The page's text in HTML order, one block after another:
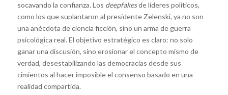
socavando la confianza. Los deepfakesde líderes políticos,
como los que suplantaron al presidente Zelenski, ya no son
una anécdota de ciencia ficción, sino un arma de guerra
psicológica real. El objetivo estratégico es claro: no solo
ganar una discusión, sino erosionar el concepto mismo de
verdad, desestabilizando las democracias desde sus
cimientos al hacer imposible el consenso basado en una
realidad compartida.